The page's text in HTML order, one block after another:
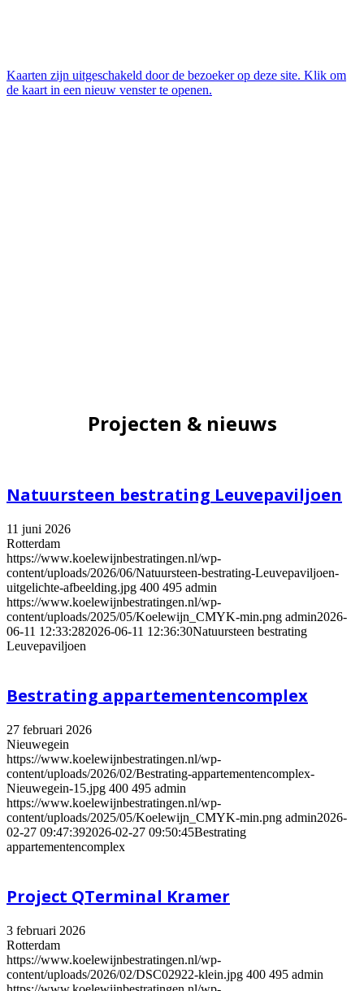
Kaarten zijn uitgeschakeld door de bezoeker op deze site. Klik om
de kaart in een nieuw venster te openen.
Projecten & nieuws
Natuursteen bestrating Leuvepaviljoen
11 juni 2026
Rotterdam
https://www.koelewijnbestratingen.nl/wp-
content/uploads/2026/06/Natuursteen-bestrating-Leuvepaviljoen-
uitgelichte-afbeelding.jpg 400 495 admin
https://www.koelewijnbestratingen.nl/wp-
content/uploads/2025/05/Koelewijn_CMYK-min.png admin2026-
06-11 12:33:282026-06-11 12:36:30Natuursteen bestrating
Leuvepaviljoen
Bestrating appartementencomplex
27 februari 2026
Nieuwegein
https://www.koelewijnbestratingen.nl/wp-
content/uploads/2026/02/Bestrating-appartementencomplex-
Nieuwegein-15.jpg 400 495 admin
https://www.koelewijnbestratingen.nl/wp-
content/uploads/2025/05/Koelewijn_CMYK-min.png admin2026-
02-27 09:47:392026-02-27 09:50:45Bestrating
appartementencomplex
Project QTerminal Kramer
3 februari 2026
Rotterdam
https://www.koelewijnbestratingen.nl/wp-
content/uploads/2026/02/DSC02922-klein.jpg 400 495 admin